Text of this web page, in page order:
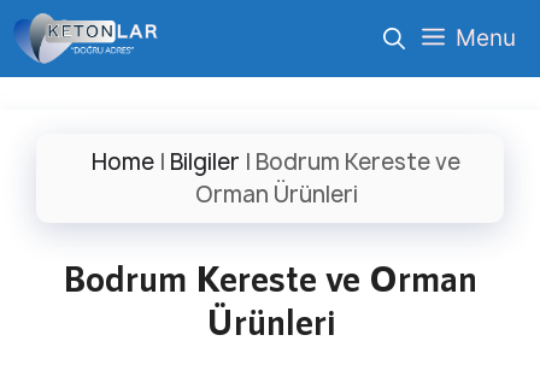
İçeriğe
atla
Menu
Home | Bilgiler | Bodrum Kereste ve
Orman Ürünleri
Bodrum Kereste ve Orman
Ürünleri